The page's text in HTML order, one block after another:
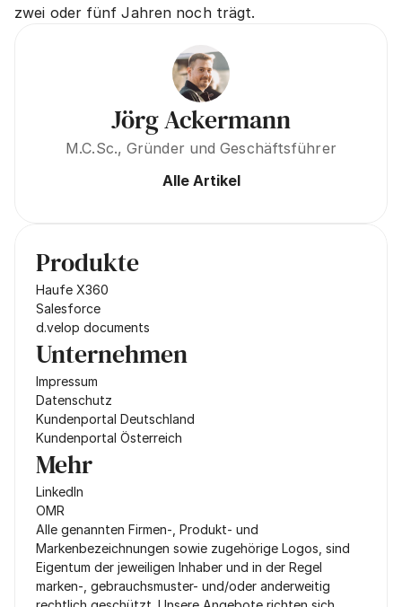
zwei oder fünf Jahren noch trägt.
Jörg Ackermann
M.C.Sc., Gründer und Geschäftsführer
Alle Artikel
Produkte
Haufe X360
Salesforce
d.velop documents
Unternehmen
Impressum
Datenschutz
Kundenportal Deutschland
Kundenportal Österreich
Mehr
LinkedIn
OMR
Alle genannten Firmen-, Produkt- und
Markenbezeichnungen sowie zugehörige Logos, sind
Eigentum der jeweiligen Inhaber und in der Regel
marken-, gebrauchsmuster- und/oder anderweitig